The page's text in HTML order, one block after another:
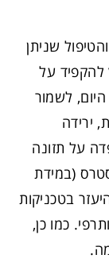
שניתן
להקפיד על
לשמור
ירידה
על תזונה
(במידת
בטכניקות
כמו כן,